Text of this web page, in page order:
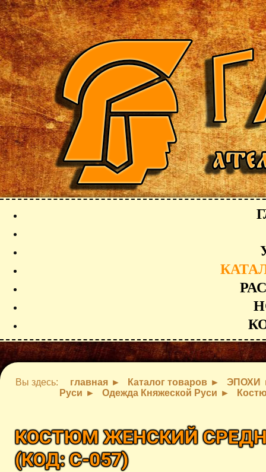
Вы здесь: главная Каталог товаров
ЭПОХИ
Руси
Одежда Княжеской Руси
КОСТЮМ ЖЕНСКИЙ
(КОД:C-057)